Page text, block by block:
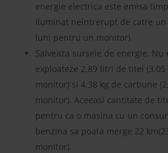
energie electrica este emisa
iluminat neintrerupt de catre un
luni pentru un monitor).
Salveaza sursele de energie. Nu
exploateze 2,89 litri de titei
monitor) si 4,38 kg de carbune
monitor). Aceeasi cantitate de
pentru ca o masina cu un
benzina sa poata merge 22
monitor).